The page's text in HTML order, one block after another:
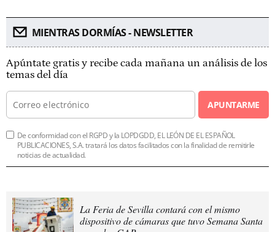
MIENTRAS DORMÍAS - NEWSLETTER
Apúntate gratis y recibe cada mañana un análisis de los
temas del día
APUNTARME
De conformidad con el RGPD y la LOPDGDD, EL LEÓN DE EL ESPAÑOL
PUBLICACIONES, S.A. tratará los datos facilitados con la finalidad de remitirle
noticias de actualidad.
La Feria de Sevilla contará con el mismo
dispositivo de cámaras que tuvo Semana Santa